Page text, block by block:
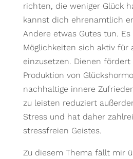
richten, die weniger Glück
kannst dich ehrenamtlich
Andere etwas Gutes tun.
Möglichkeiten sich aktiv für
einzusetzen. Dienen
Produktion von
nachhaltige innere
zu leisten reduziert
Stress und hat daher
stressfreien Geistes.
Zu diesem Thema fällt mir